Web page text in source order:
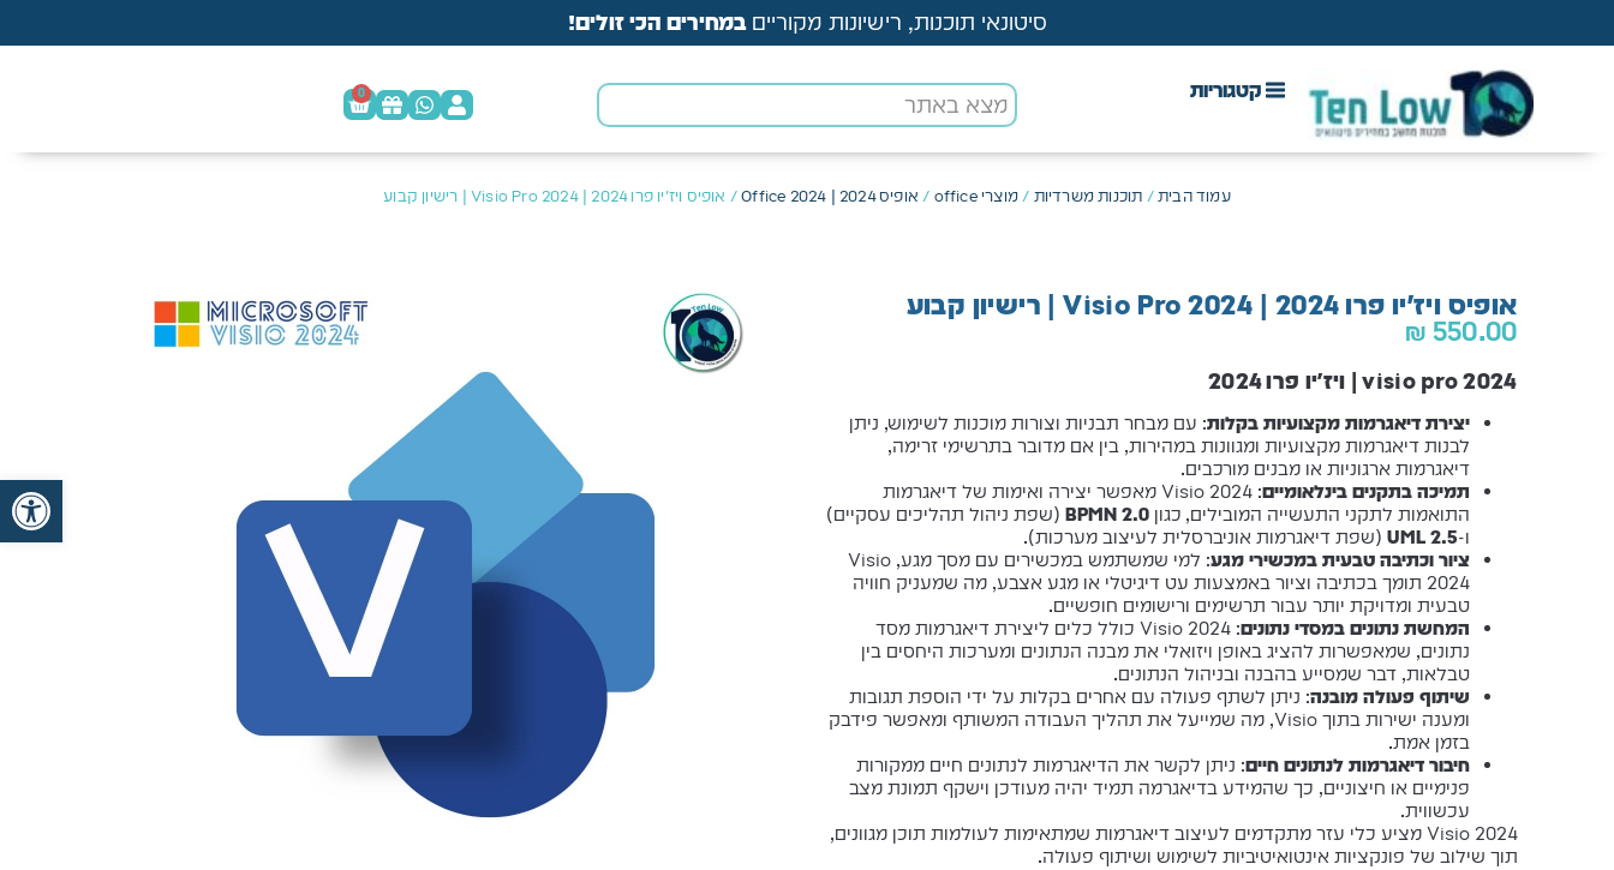
סיטונאי תוכנות, רישיונות מקורייםבמחירים הכי זולים!
0
עמוד הבית/ תוכנות משרדיות /מוצרי office / אופיס 2024 | Office 2024 / אופיס ויז'יו פרו 2024 | Visio Pro 2024 | רישיון קבוע
אופיס ויז'יו פרו 2024 | Visio Pro 2024 | רישיון קבוע
₪ 550.00
visio pro 2024 | ויז'יו פרו 2024
יצירת דיאגרמות מקצועיות בקלות: עם מבחר תבניות וצורות מוכנות לשימוש, ניתן
לבנות דיאגרמות מקצועיות ומגוונות במהירות, בין אם מדובר בתרשימי זרימה,
דיאגרמות ארגוניות או מבנים מורכבים.
תמיכה בתקנים בינלאומיים
: Visio 2024 מאפשר יצירה ואימות של דיאגרמות
התואמות לתקני התעשייה המובילים, כגוןBPMN 2.0 (שפת ניהול תהליכים עסקיים)
ו-UML 2.5 (שפת דיאגרמות אוניברסלית לעיצוב מערכות).
ציור וכתיבה טבעית במכשירי מגע
: למי שמשתמש במכשירים עם מסך מגע, Visio
2024 תומך בכתיבה וציור באמצעות עט דיגיטלי או מגע אצבע, מה שמעניק חוויה
טבעית ומדויקת יותר עבור תרשימים ורישומים חופשיים.
המחשת נתונים במסדי נתונים
: Visio 2024 כולל כלים ליצירת דיאגרמות מסד
נתונים, שמאפשרות להציג באופן ויזואלי את מבנה הנתונים ומערכות היחסים בין
טבלאות, דבר שמסייע בהבנה ובניהול הנתונים.
שיתוף פעולה מובנה: ניתן לשתף פעולה עם אחרים בקלות על ידי הוספת תגובות
ומענה ישירות בתוך Visio, מה שמייעל את תהליך העבודה המשותף ומאפשר פידבק
בזמן אמת.
חיבור דיאגרמות לנתונים חיים: ניתן לקשר את הדיאגרמות לנתונים חיים ממקורות
פנימיים או חיצוניים, כך שהמידע בדיאגרמה תמיד יהיה מעודכן וישקף תמונת מצב
עכשווית.
Visio 2024 מציע כלי עזר מתקדמים לעיצוב דיאגרמות שמתאימות לעולמות תוכן מגוונים,
תוך שילוב של פונקציות אינטואיטיביות לשימוש ושיתוף פעולה.